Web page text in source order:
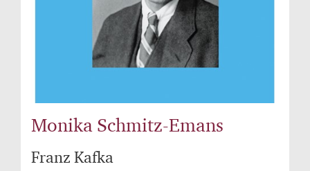
Monika Schmitz-Emans
Franz Kafka